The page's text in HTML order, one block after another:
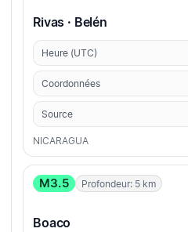
Rivas · Belén
Heure (UTC)
Coordonnées
Source
NICARAGUA
M3.5 Profondeur: 5 km
Boaco